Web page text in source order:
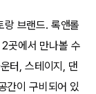
랑 브랜드. 록앤롤
곳에서 만나볼 수
터, 스테이지, 댄
간이 구비되어 있